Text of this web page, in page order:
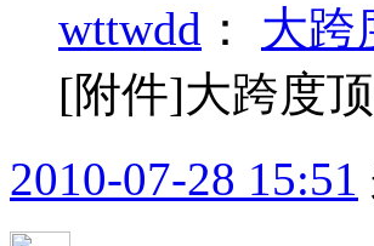
wttwdd ： 大跨
[附件]大跨度
2010-07-28 15:51